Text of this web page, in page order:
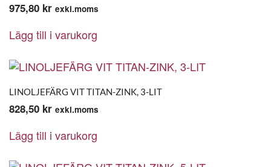
975,80 kr exkl.moms
Lägg till i varukorg
LINOLJEFÄRG VIT TITAN-ZINK, 3-LIT
828,50 kr exkl.moms
Lägg till i varukorg